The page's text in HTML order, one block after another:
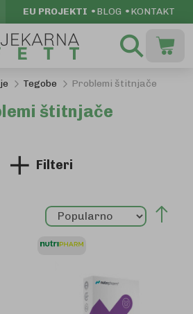
EU PROJEKTI BLOG KONTAKT
Moja
Tegobe Problemi štitnjače
štitnjače
Filteri